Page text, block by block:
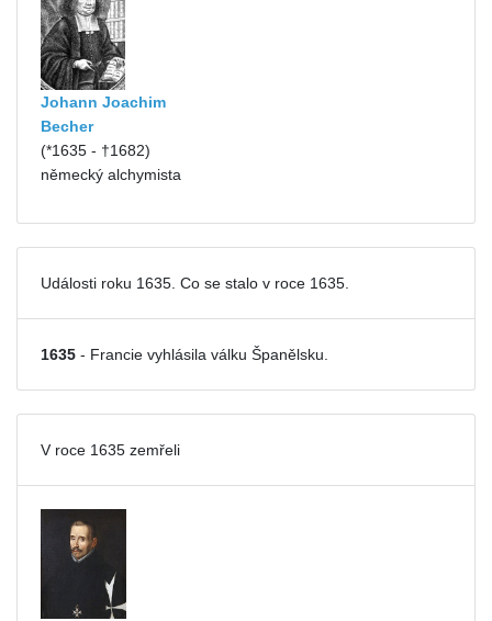
Johann Joachim
Becher
(*1635 - †1682)
německý alchymista
Události roku 1635. Co se stalo v roce 1635.
1635 - Francie vyhlásila válku Španělsku.
V roce 1635 zemřeli